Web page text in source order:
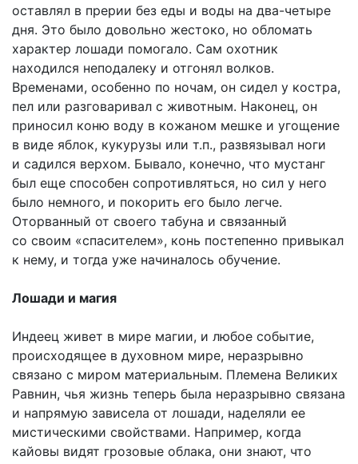
оставлял в прерии без еды и воды на два-четыре
дня. Это было довольно жестоко, но обломать
характер лошади помогало. Сам охотник
находился неподалеку и отгонял волков.
Временами, особенно по ночам, он сидел у костра,
пел или разговаривал с животным. Наконец, он
приносил коню воду в кожаном мешке и угощение
в виде яблок, кукурузы или т.п., развязывал ноги
и садился верхом. Бывало, конечно, что мустанг
был еще способен сопротивляться, но сил у него
было немного, и покорить его было легче.
Оторванный от своего табуна и связанный
со своим «спасителем», конь постепенно привыкал
к нему, и тогда уже начиналось обучение.
Лошади и магия
Индеец живет в мире магии, и любое событие,
происходящее в духовном мире, неразрывно
связано с миром материальным. Племена Великих
Равнин, чья жизнь теперь была неразрывно связана
и напрямую зависела от лошади, наделяли ее
мистическими свойствами. Например, когда
кайовы видят грозовые облака, они знают, что